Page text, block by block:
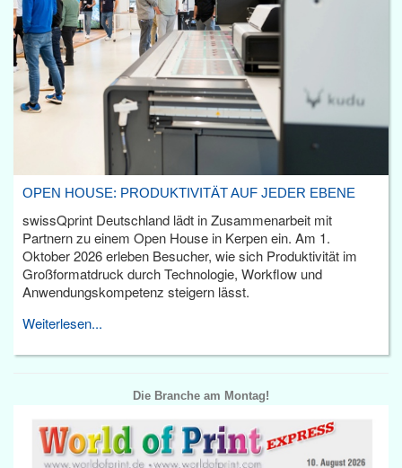
OPEN HOUSE: PRODUKTIVITÄT AUF JEDER EBENE
swissQprint Deutschland lädt in Zusammenarbeit mit
Partnern zu einem Open House in Kerpen ein. Am 1.
Oktober 2026 erleben Besucher, wie sich Produktivität im
Großformatdruck durch Technologie, Workflow und
Anwendungskompetenz steigern lässt.
Weiterlesen...
Die Branche am Montag!